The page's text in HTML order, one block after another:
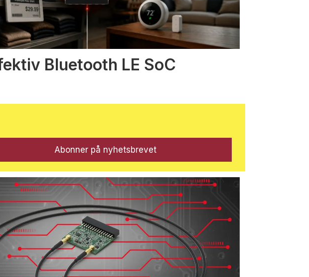
Bluetooth LE SoC